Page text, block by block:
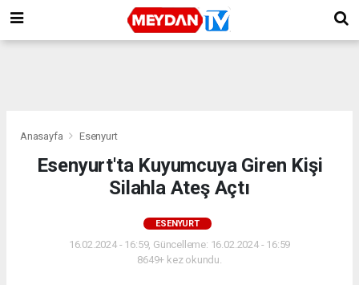
Anasayfa Esenyurt
Esenyurt'ta Kuyumcuya Giren Kişi
Silahla Ateş Açtı
ESENYURT
16.02.2024 - 16:59, Güncelleme: 16.02.2024 - 16:59
8649+ kez okundu.